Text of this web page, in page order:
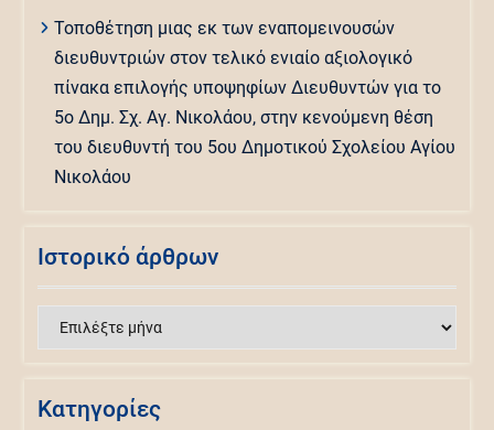
Τοποθέτηση μιας εκ των εναπομεινουσών
διευθυντριών στον τελικό ενιαίο αξιολογικό
πίνακα επιλογής υποψηφίων Διευθυντών για το
5ο Δημ. Σχ. Αγ. Νικολάου, στην κενούμενη θέση
του διευθυντή του 5ου Δημοτικού Σχολείου Αγίου
Νικολάου
Ιστορικό άρθρων
Ιστορικό
άρθρων
Kατηγορίες